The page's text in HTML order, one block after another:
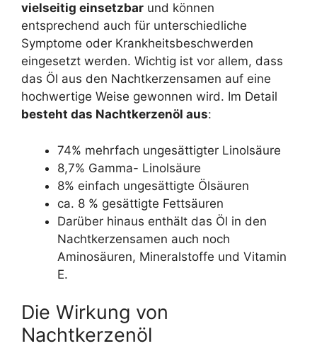
vielseitig einsetzbar und können
entsprechend auch für unterschiedliche
Symptome oder Krankheitsbeschwerden
eingesetzt werden. Wichtig ist vor allem, dass
das Öl aus den Nachtkerzensamen auf eine
hochwertige Weise gewonnen wird. Im Detail
besteht das Nachtkerzenöl aus:
74% mehrfach ungesättigter Linolsäure
8,7% Gamma- Linolsäure
8% einfach ungesättigte Ölsäuren
ca. 8 % gesättigte Fettsäuren
Darüber hinaus enthält das Öl in den
Nachtkerzensamen auch noch
Aminosäuren, Mineralstoffe und Vitamin
E.
Die Wirkung von
Nachtkerzenöl